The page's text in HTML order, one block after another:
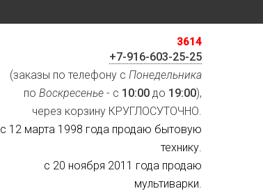
3614
+7-916-603-25-25
(заказы по телефону с Понедельника
по Воскресенье - с 10:00 до 19:00),
через корзину КРУГЛОСУТОЧНО.
с 12 марта 1998 года продаю бытовую
технику.
с 20 ноября 2011 года продаю
мультиварки.